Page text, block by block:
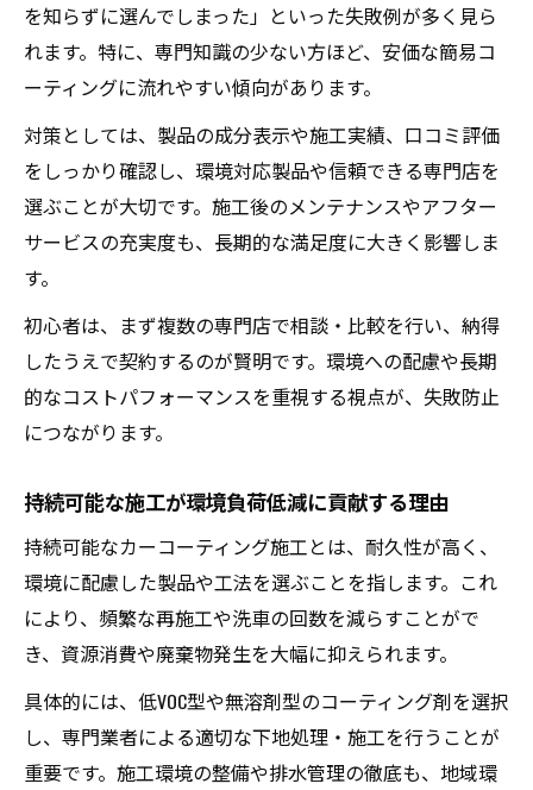
を知らずに選んでしまった」といった失敗例が多く見ら
れます。特に、専門知識の少ない方ほど、安価な簡易コ
ーティングに流れやすい傾向があります。
対策としては、製品の成分表示や施工実績、口コミ評価
をしっかり確認し、環境対応製品や信頼できる専門店を
選ぶことが大切です。施工後のメンテナンスやアフター
サービスの充実度も、長期的な満足度に大きく影響しま
す。
初心者は、まず複数の専門店で相談・比較を行い、納得
したうえで契約するのが賢明です。環境への配慮や長期
的なコストパフォーマンスを重視する視点が、失敗防止
につながります。
持続可能な施工が環境負荷低減に貢献する理由
持続可能なカーコーティング施工とは、耐久性が高く、
環境に配慮した製品や工法を選ぶことを指します。これ
により、頻繁な再施工や洗車の回数を減らすことがで
き、資源消費や廃棄物発生を大幅に抑えられます。
具体的には、低VOC型や無溶剤型のコーティング剤を選択
し、専門業者による適切な下地処理・施工を行うことが
重要です。施工環境の整備や排水管理の徹底も、地域環